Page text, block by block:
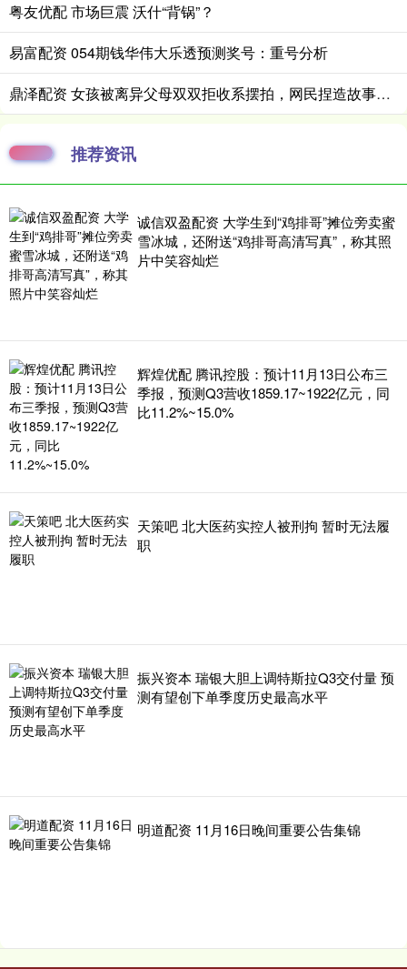
粤友优配 市场巨震 沃什“背锅”？
易富配资 054期钱华伟大乐透预测奖号：重号分析
鼎泽配资 女孩被离异父母双双拒收系摆拍，网民捏造故事情节被罚
推荐资讯
诚信双盈配资 大学生到“鸡排哥”摊位旁卖蜜
雪冰城，还附送“鸡排哥高清写真”，称其照
片中笑容灿烂
辉煌优配 腾讯控股：预计11月13日公布三
季报，预测Q3营收1859.17~1922亿元，同
比11.2%~15.0%
天策吧 北大医药实控人被刑拘 暂时无法履
职
振兴资本 瑞银大胆上调特斯拉Q3交付量 预
测有望创下单季度历史最高水平
明道配资 11月16日晚间重要公告集锦